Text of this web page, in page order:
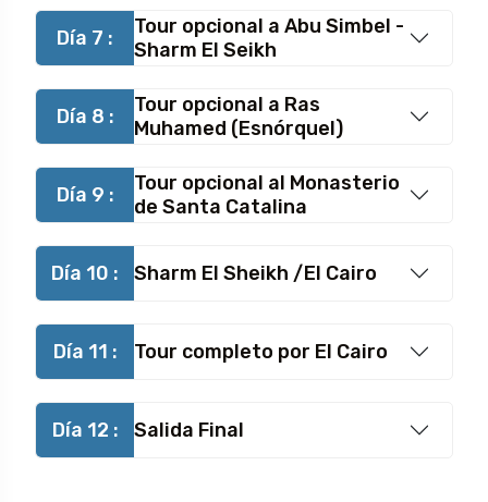
Día 7 :
Tour opcional a Abu Simbel -
Sharm El Seikh
Día 8 :
Tour opcional a Ras
Muhamed (Esnórquel)
Día 9 :
Tour opcional al Monasterio
de Santa Catalina
Día 10 : Sharm El Sheikh /El Cairo
Día 11 : Tour completo por El Cairo
Día 12 : Salida Final